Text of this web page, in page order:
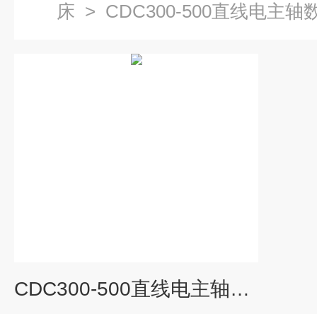
床 > CDC300-500直线电主轴
CDC300-500直线电主轴数控车床